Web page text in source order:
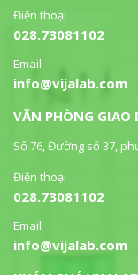
Điện thoại
028.73081102
Email
info@vijalab.com
VĂN PHÒNG GIAO
Số 76, Đường số 37,
Điện thoại
028.73081102
Email
info@vijalab.com